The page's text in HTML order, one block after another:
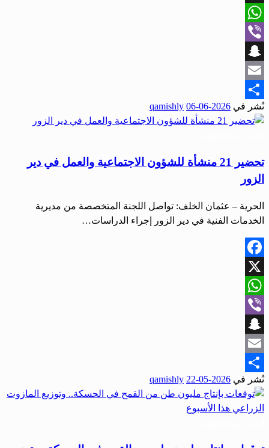
X
WhatsApp
Viber
Snapchat
Email
Share
نُشر في 2026-06-06
qamishly
تحضير 21 منشأة للشؤون الاجتماعية والعمل في دير
الزور
الحرية – عثمان الخلف: تواصل اللجنة المتخصصة من مديرية
الخدمات الفنية في دير الزور إجراء الدراسات…
Facebook
X
WhatsApp
Viber
Snapchat
Email
Share
نُشر في 2026-05-22
qamishly